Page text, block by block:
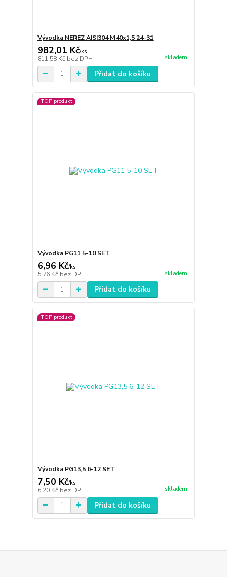
Vývodka NEREZ AISI304 M40x1,5 24-31
982,01 Kč/ks
811,58 Kč bez DPH skladem
Přidat do košíku
TOP produkt
Vývodka PG11 5-10 SET
6,96 Kč/ks
5,76 Kč bez DPH skladem
Přidat do košíku
TOP produkt
Vývodka PG13,5 6-12 SET
7,50 Kč/ks
6,20 Kč bez DPH skladem
Přidat do košíku